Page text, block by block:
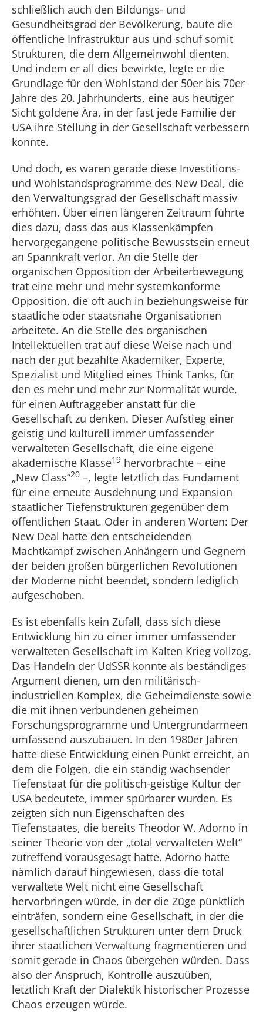
schließlich auch den Bildungs- und
Gesundheitsgrad der Bevölkerung, baute die
öffentliche Infrastruktur aus und schuf somit
Strukturen, die dem Allgemeinwohl dienten.
Und indem er all dies bewirkte, legte er die
Grundlage für den Wohlstand der 50er bis 70er
Jahre des 20. Jahrhunderts, eine aus heutiger
Sicht goldene Ära, in der fast jede Familie der
USA ihre Stellung in der Gesellschaft verbessern
konnte.
Und doch, es waren gerade diese Investitions-
und Wohlstandsprogramme des New Deal, die
den Verwaltungsgrad der Gesellschaft massiv
erhöhten. Über einen längeren Zeitraum führte
dies dazu, dass das aus Klassenkämpfen
hervorgegangene politische Bewusstsein erneut
an Spannkraft verlor. An die Stelle der
organischen Opposition der Arbeiterbewegung
trat eine mehr und mehr systemkonforme
Opposition, die oft auch in beziehungsweise für
staatliche oder staatsnahe Organisationen
arbeitete. An die Stelle des organischen
Intellektuellen trat auf diese Weise nach und
nach der gut bezahlte Akademiker, Experte,
Spezialist und Mitglied eines Think Tanks, für
den es mehr und mehr zur Normalität wurde,
für einen Auftraggeber anstatt für die
Gesellschaft zu denken. Dieser Aufstieg einer
geistig und kulturell immer umfassender
verwalteten Gesellschaft, die eine eigene
akademische Klasse19 hervorbrachte – eine
„New Class“20 –, legte letztlich das Fundament
für eine erneute Ausdehnung und Expansion
staatlicher Tiefenstrukturen gegenüber dem
öffentlichen Staat. Oder in anderen Worten: Der
New Deal hatte den entscheidenden
Machtkampf zwischen Anhängern und Gegnern
der beiden großen bürgerlichen Revolutionen
der Moderne nicht beendet, sondern lediglich
aufgeschoben.
Es ist ebenfalls kein Zufall, dass sich diese
Entwicklung hin zu einer immer umfassender
verwalteten Gesellschaft im Kalten Krieg vollzog.
Das Handeln der UdSSR konnte als beständiges
Argument dienen, um den militärisch-
industriellen Komplex, die Geheimdienste sowie
die mit ihnen verbundenen geheimen
Forschungsprogramme und Untergrundarmeen
umfassend auszubauen. In den 1980er Jahren
hatte diese Entwicklung einen Punkt erreicht, an
dem die Folgen, die ein ständig wachsender
Tiefenstaat für die politisch-geistige Kultur der
USA bedeutete, immer spürbarer wurden. Es
zeigten sich nun Eigenschaften des
Tiefenstaates, die bereits Theodor W. Adorno in
seiner Theorie von der „total verwalteten Welt“
zutreffend vorausgesagt hatte. Adorno hatte
nämlich darauf hingewiesen, dass die total
verwaltete Welt nicht eine Gesellschaft
hervorbringen würde, in der die Züge pünktlich
einträfen, sondern eine Gesellschaft, in der die
gesellschaftlichen Strukturen unter dem Druck
ihrer staatlichen Verwaltung fragmentieren und
somit gerade in Chaos übergehen würden. Dass
also der Anspruch, Kontrolle auszuüben,
letztlich Kraft der Dialektik historischer Prozesse
Chaos erzeugen würde.